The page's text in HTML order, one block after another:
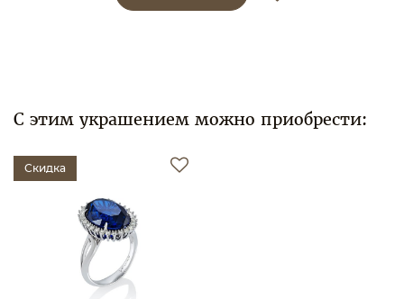
С этим украшением можно приобрести:
Скидка